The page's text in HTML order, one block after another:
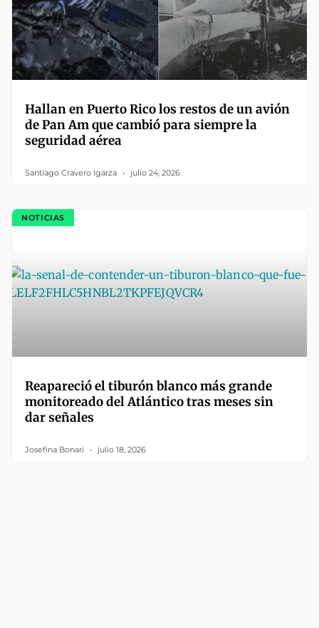
Hallan en Puerto Rico los restos de un avión
de Pan Am que cambió para siempre la
seguridad aérea
Santiago Cravero Igarza julio 24, 2026
NOTICIAS
Reapareció el tiburón blanco más grande
monitoreado del Atlántico tras meses sin
dar señales
Josefina Bonari julio 18, 2026